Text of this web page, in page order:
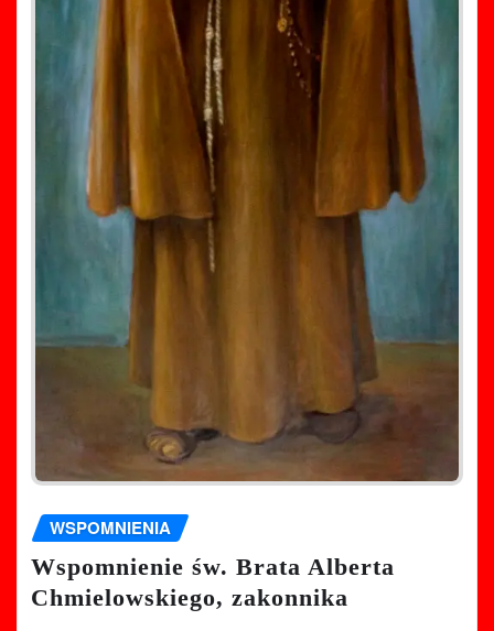
WSPOMNIENIA
Wspomnienie św. Brata Alberta
Chmielowskiego, zakonnika